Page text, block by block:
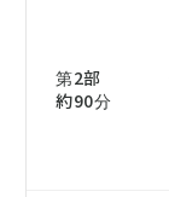
第2部
約90分